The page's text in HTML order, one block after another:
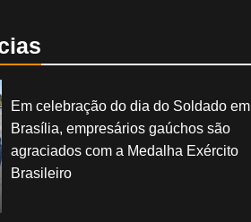
Em celebração do dia do Soldado em
Brasília, empresários gaúchos são
agraciados com a Medalha Exército
Brasileiro